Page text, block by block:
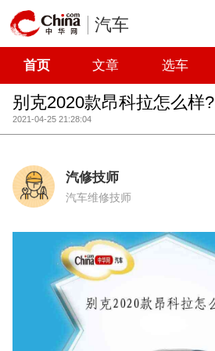
汽车
首页 文章 选车
别克2020款昂科拉怎么样?
2021-04-25 21:28:04
汽修技师
汽车维修技师